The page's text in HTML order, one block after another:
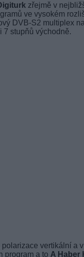
zřejmě v
ve vysokém
DVB-S2 multiplex
7 stupňů východně.
polarizace vertikální a v
program a to A Haber